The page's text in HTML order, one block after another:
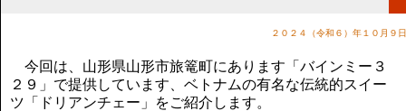
２０２４（令和６）年１０月９日
今回は、山形県山形市旅篭町にあります「バインミー３
２９」で提供しています、ベトナムの有名な伝統的スイー
ツ「ドリアンチェー」をご紹介します。